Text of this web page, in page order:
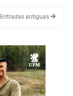
Entradas antiguas